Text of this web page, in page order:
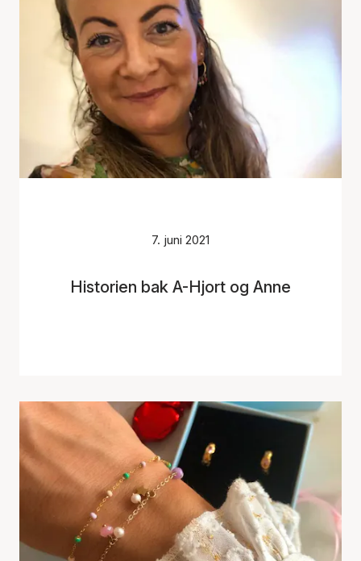
7. juni 2021
Historien bak A-Hjort og Anne